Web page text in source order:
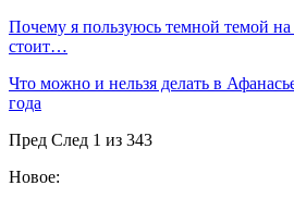
Почему я пользуюсь темной темой
стоит…
Что можно и нельзя делать в
года
Пред След 1 из 343
Новое: